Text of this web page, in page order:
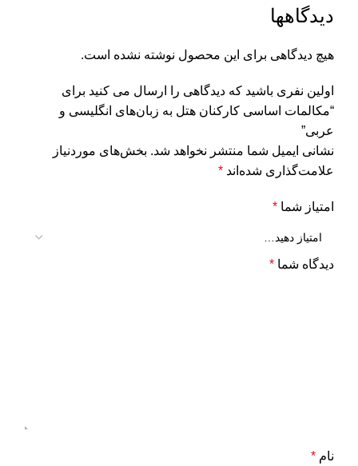
دیدگاهها
هیچ دیدگاهی برای این محصول نوشته نشده است.
اولین نفری باشید که دیدگاهی را ارسال می کنید برای
“مکالمات ‌اساسی کارکنان ‌هتل به‌ زبان‌‌های‌ انگلیسی ‌و
‌عربی”
نشانی ایمیل شما منتشر نخواهد شد. بخش‌های موردنیاز
علامت‌گذاری شده‌اند *
امتیاز شما *
دیدگاه شما *
نام *